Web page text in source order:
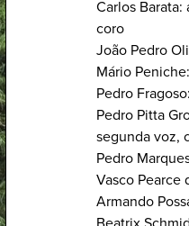
Carlos
coro
João Pedro
Mário
Pedro
Pedro Pitta
segunda voz,
Pedro
Vasco Pearce
Armando